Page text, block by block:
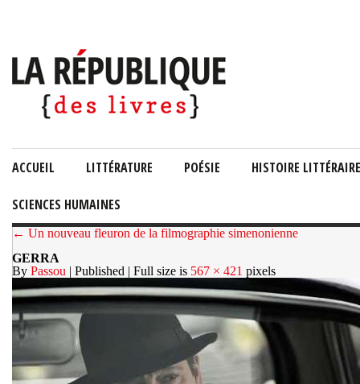
ACCUEIL LITTÉRATURE POÉSIE HISTOIRE LITTÉRAIRE
SCIENCES HUMAINES
← Un nouveau fleuron de la filmographie simenonienne
GERRA
By Passou | Published | Full size is 567 × 421 pixels